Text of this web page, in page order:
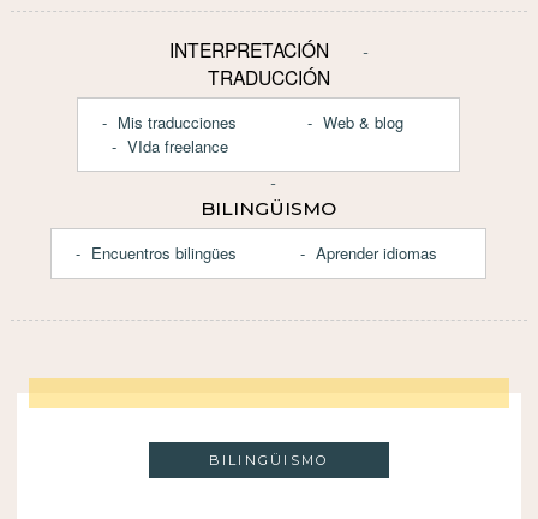
INTERPRETACIÓN
TRADUCCIÓN
Mis traducciones
VIda freelance
Web & blog
BILINGÜISMO
Encuentros bilingües
Aprender idiomas
BILINGÜISMO